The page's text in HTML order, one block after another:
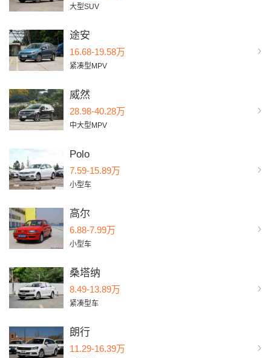
大型SUV
途安
16.68-19.58万
紧凑型MPV
威然
28.98-40.28万
中大型MPV
Polo
7.59-15.89万
小型车
高尔
6.88-7.99万
小型车
桑塔纳
8.49-13.89万
紧凑型车
朗行
11.29-16.39万